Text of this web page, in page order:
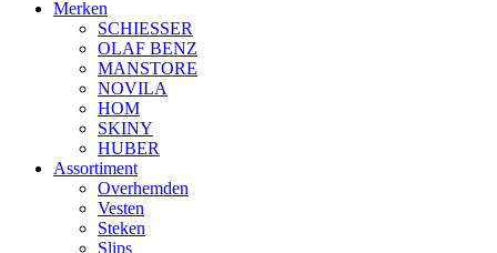
Merken
SCHIESSER
OLAF BENZ
MANSTORE
NOVILA
HOM
SKINY
HUBER
Assortiment
Overhemden
Vesten
Steken
Slips